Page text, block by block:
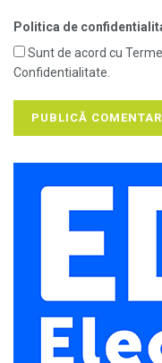
Politica de
Sunt de acord cu
Confidentialitate.